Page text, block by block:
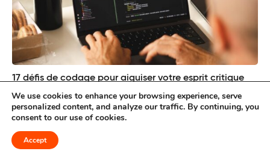
17 défis de codage pour aiguiser votre esprit critique
We use cookies to enhance your browsing experience, serve
personalized content, and analyze our traffic. By continuing, you
consent to our use of cookies.
Accept